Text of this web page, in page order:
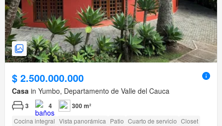
$ 2.500.000.000
Casa in Yumbo, Departamento de Valle del Cauca
3 4 300 m²
Cocina integral Vista panorámica Patio Cuarto de servicio Closet